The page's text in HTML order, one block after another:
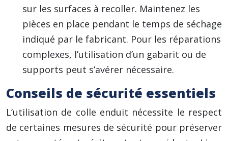
sur les surfaces à recoller. Maintenez les
pièces en place pendant le temps de séchage
indiqué par le fabricant. Pour les réparations
complexes, l’utilisation d’un gabarit ou de
supports peut s’avérer nécessaire.
Conseils de sécurité essentiels
L’utilisation de colle enduit nécessite le respect
de certaines mesures de sécurité pour préserver